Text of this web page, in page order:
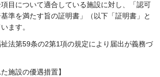
目について適合している施設に対し、「認可
準を満たす旨の証明書」（以下「証明書」と
ます。
祉法第59条の2第1項の規定により届出が義務づ
施設の優遇措置】